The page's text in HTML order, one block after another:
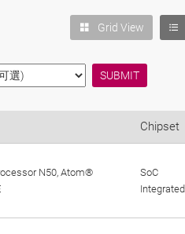
Grid View
Chipset
N50, Atom®
SoC
Integrated